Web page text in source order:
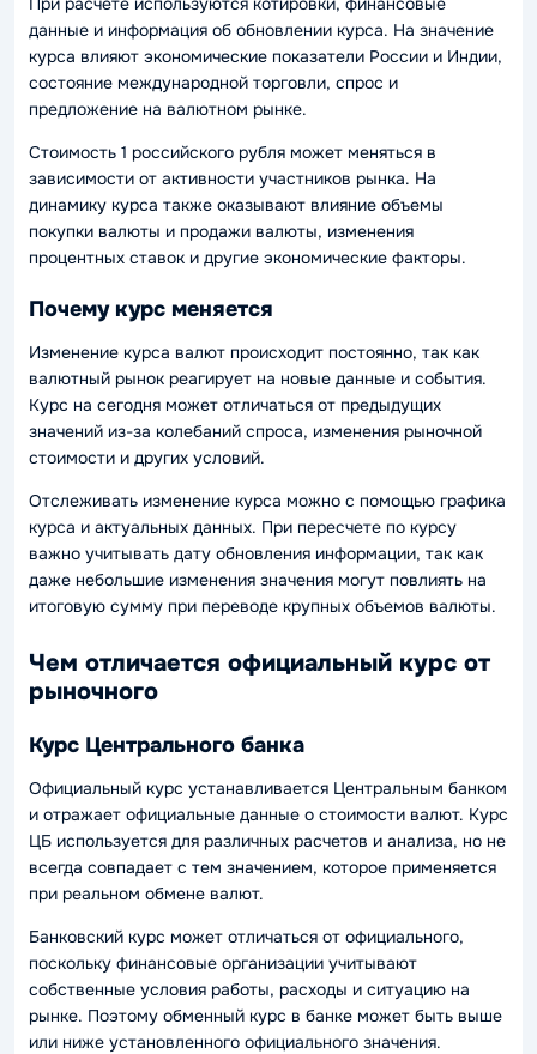
данные и информация об обновлении курса. На значение
курса влияют экономические показатели России и Индии,
состояние международной торговли, спрос и
предложение на валютном рынке.
Стоимость 1 российского рубля может меняться в
зависимости от активности участников рынка. На
динамику курса также оказывают влияние объемы
покупки валюты и продажи валюты, изменения
процентных ставок и другие экономические факторы.
Почему курс меняется
Изменение курса валют происходит постоянно, так как
валютный рынок реагирует на новые данные и события.
Курс на сегодня может отличаться от предыдущих
значений из-за колебаний спроса, изменения рыночной
стоимости и других условий.
Отслеживать изменение курса можно с помощью графика
курса и актуальных данных. При пересчете по курсу
важно учитывать дату обновления информации, так как
даже небольшие изменения значения могут повлиять на
итоговую сумму при переводе крупных объемов валюты.
Чем отличается официальный курс от
рыночного
Курс Центрального банка
Официальный курс устанавливается Центральным банком
и отражает официальные данные о стоимости валют. Курс
ЦБ используется для различных расчетов и анализа, но не
всегда совпадает с тем значением, которое применяется
при реальном обмене валют.
Банковский курс может отличаться от официального,
поскольку финансовые организации учитывают
собственные условия работы, расходы и ситуацию на
рынке. Поэтому обменный курс в банке может быть выше
или ниже установленного официального значения.